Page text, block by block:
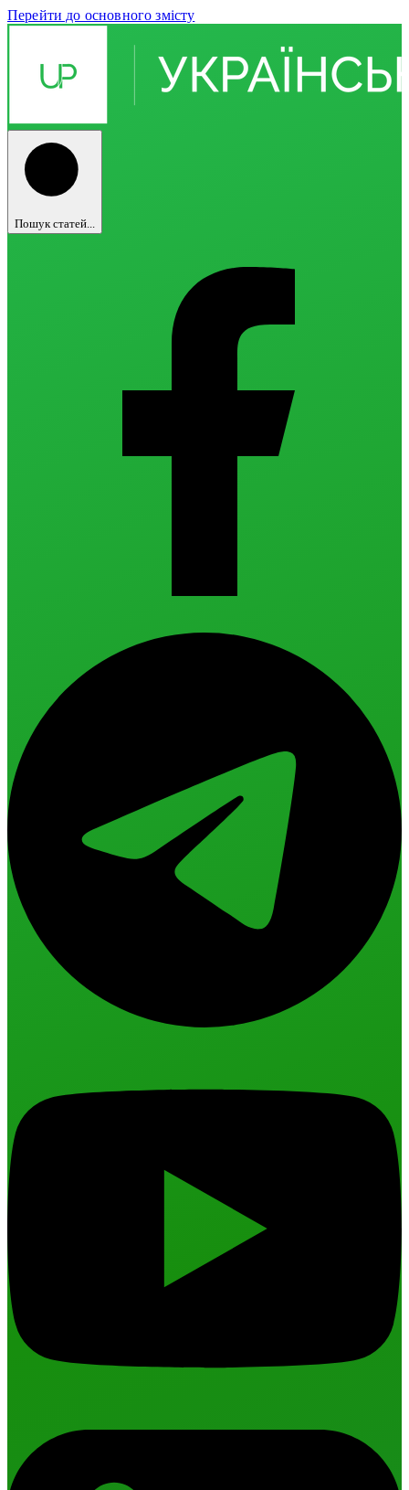
Перейти до основного змісту
Пошук статей...